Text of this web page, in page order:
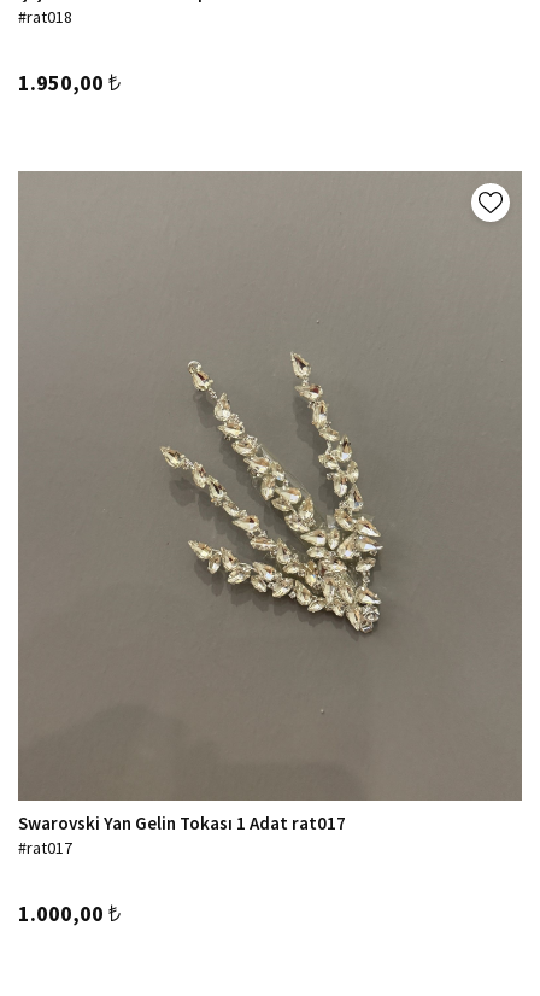
#rat018
1.950,00
Swarovski Yan Gelin Tokası 1 Adat rat017
#rat017
1.000,00